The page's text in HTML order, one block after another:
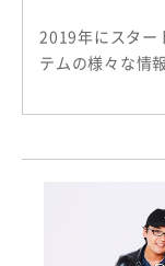
2019年にスター
テムの様々な情